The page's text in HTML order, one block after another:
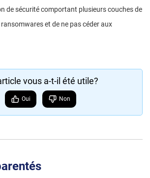
de sécurité comportant plusieurs couches de
et de ne pas céder aux
vous a-t-il été utile?
Oui Non